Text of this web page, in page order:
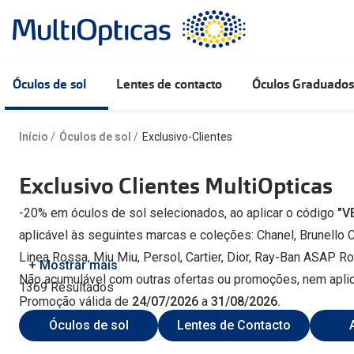
conteúdo
Óculos de sol
Todos os óculos de sol
Até -50% em Óculos de Sol
Óculos de sol Desportivos
Ray-Ban Reverse
Nova coleção
Homem
Criança
Acessórios
Lentes de contacto
Todas as lentes de contacto
Lentes de Contacto desde 8€
Diárias
Quinzenais
Mensais
Astigmatismo/
Multifocal/
Óculos Graduados
Descobre as lentes Transitions 👁️
miopia
Todos os óculos graduados
Novidades em óculos graduados
Até -200€ em Óculos Graduados
Óculos bluefilter
Oakley
Ray-Ban
Condições Oculares
Astigmatismo
Presbiopia
Sintomas Oculares
Fadiga Ocular
Encontre as
Como comprar
Olhos das
Condições
Outlet
Outlet Armações
+MultiOpticas - Óculos Graduados
Início Óculos de sol Exclusivo-Clientes
Exclusivo Clientes MultiOpticas
-20% em óculos de sol selecionados, ao aplicar o código
aplicável às seguintes marcas e coleções: Chanel, Brunello
Linea Rossa, Miu Miu, Persol, Cartier, Dior, Ray-Ban ASAP
Não acumulável com outras ofertas ou promoções, nem
Promoção válida de 24/07/2026 a 31/08/2026.
+ Mostrar mais
1369 Resultados
Óculos de sol Lentes de Contacto